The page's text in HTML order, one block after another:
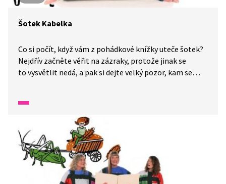
Šotek Kabelka
Co si počít, když vám z pohádkové knížky uteče šotek?
Nejdřív začněte věřit na zázraky, protože jinak se
to vysvětlit nedá, a pak si dejte velký pozor, kam se
nepříjemnosti.